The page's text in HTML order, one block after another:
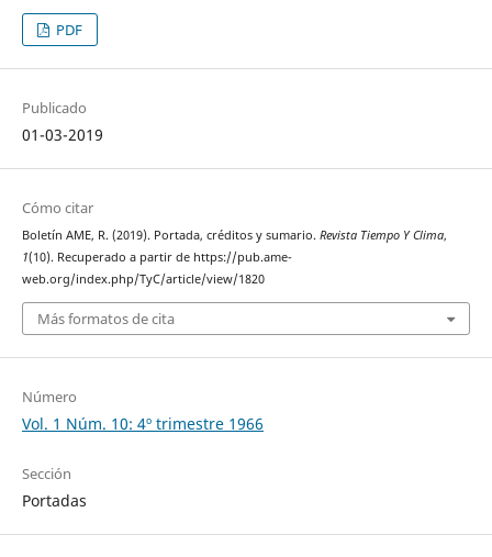
PDF
Publicado
01-03-2019
Cómo citar
Boletín AME, R. (2019). Portada, créditos y sumario. Revista Tiempo Y Clima,
1(10). Recuperado a partir de https://pub.ame-
web.org/index.php/TyC/article/view/1820
Más formatos de cita
Número
Vol. 1 Núm. 10: 4º trimestre 1966
Sección
Portadas